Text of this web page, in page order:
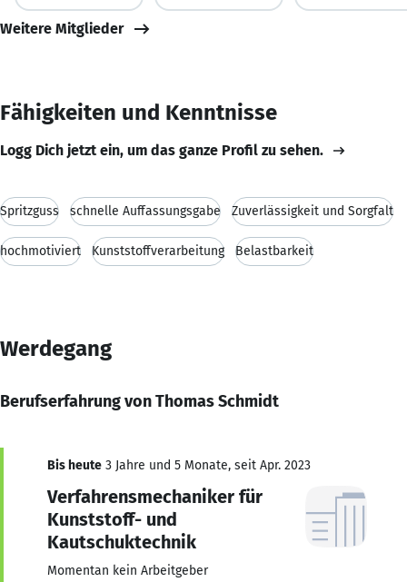
Weitere Mitglieder
Fähigkeiten und Kenntnisse
Logg Dich jetzt ein, um das ganze Profil zu sehen.
Spritzguss schnelle Auffassungsgabe Zuverlässigkeit und Sorgfalt
hochmotiviert Kunststoffverarbeitung Belastbarkeit
Werdegang
Berufserfahrung von Thomas Schmidt
Bis heute 3 Jahre und 5 Monate, seit Apr. 2023
Verfahrensmechaniker für
Kunststoff- und
Kautschuktechnik
Momentan kein Arbeitgeber